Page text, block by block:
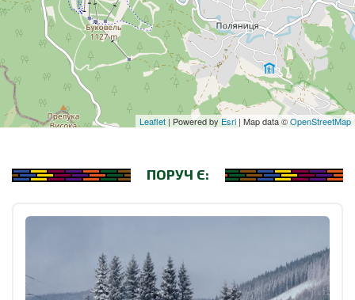
Leaflet | Powered by Esri | Map data ©OpenStreetMap
ПОРУЧ Є: